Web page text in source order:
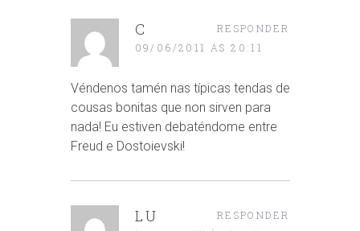
C
09/06/2011 ÁS 20:11
Véndenos tamén nas típicas tendas de
cousas bonitas que non sirven para
nada! Eu estiven debaténdome entre
Freud e Dostoievski!
RESPONDER
LU RESPONDER